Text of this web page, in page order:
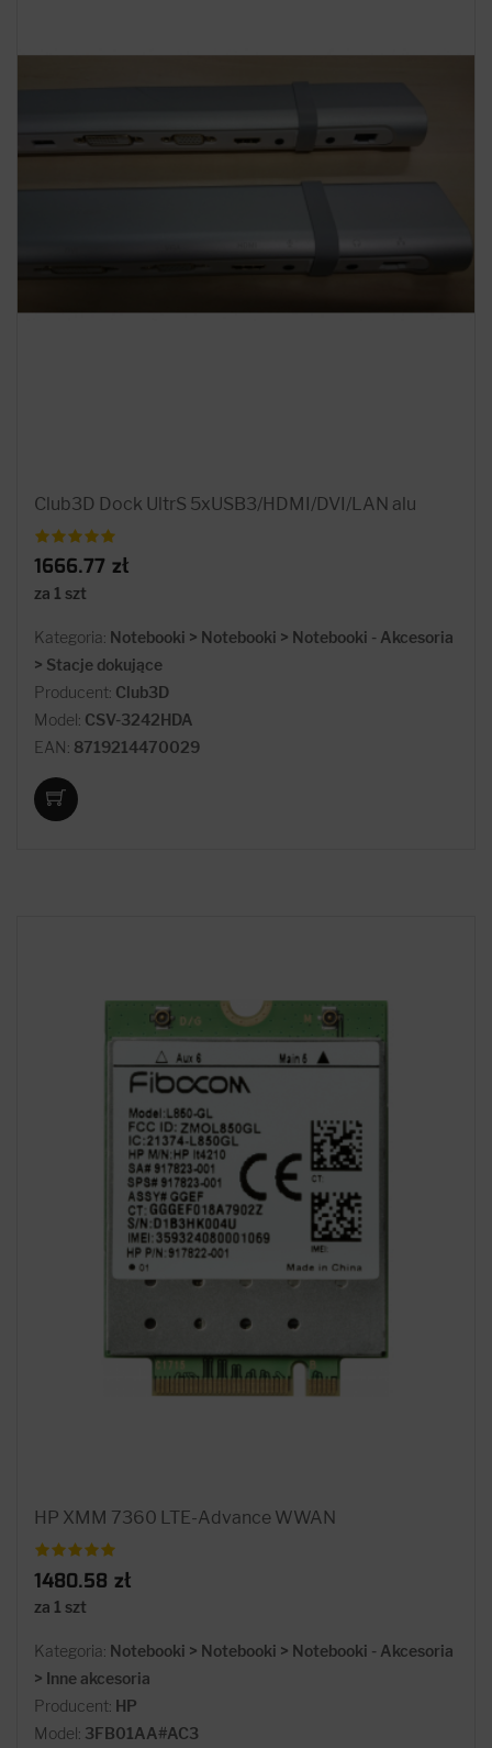
Club3D Dock UltrS 5xUSB3/HDMI/DVI/LAN alu
1666.77 zł
za 1 szt
Kategoria: Notebooki > Notebooki > Notebooki - Akcesoria
> Stacje dokujące
Producent: Club3D
Model: CSV-3242HDA
EAN: 8719214470029
HP XMM 7360 LTE-Advance WWAN
1480.58 zł
za 1 szt
Kategoria: Notebooki > Notebooki > Notebooki - Akcesoria
> Inne akcesoria
Producent: HP
Model: 3FB01AA#AC3